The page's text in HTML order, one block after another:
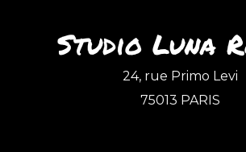
Studio Luna
24, rue Primo Levi
75013 PARIS